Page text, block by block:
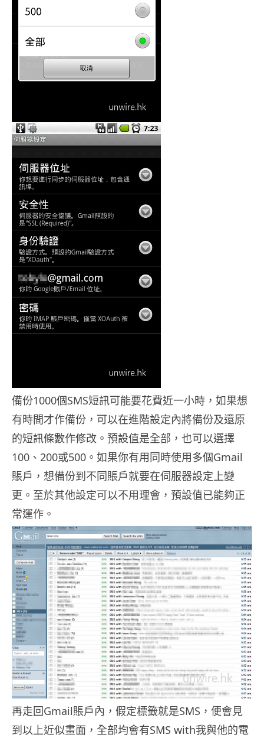
備份1000個SMS短訊可能要花費近一小時，如果想
有時間才作備份，可以在進階設定內將備份及還原
的短訊條數作修改。預設值是全部，也可以選擇
100、200或500。如果你有用同時使用多個Gmail
賬戶，想備份到不同賬戶就要在伺服器設定上變
更。至於其他設定可以不用理會，預設值已能夠正
常運作。
再走回Gmail賬戶內，假定標籤就是SMS，便會見
到以上近似畫面，全部均會有SMS with我與他的電